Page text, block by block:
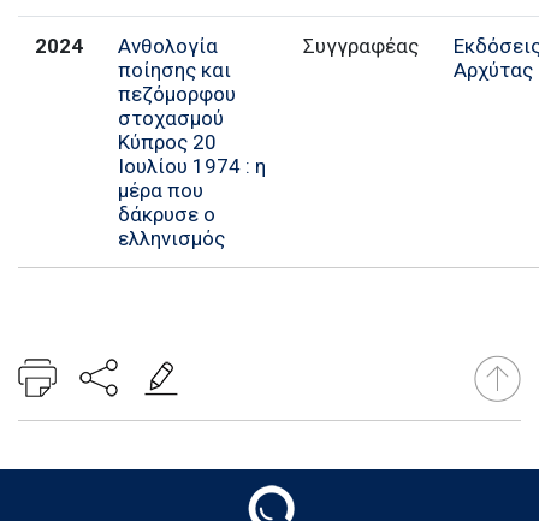
2024
Ανθολογία
ποίησης και
πεζόμορφου
στοχασμού
Κύπρος 20
Ιουλίου 1974 : η
μέρα που
δάκρυσε ο
ελληνισμός
Αρχύτας